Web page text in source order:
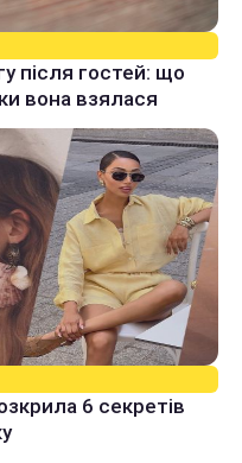
після гостей: що
вона взялася
6 секретів